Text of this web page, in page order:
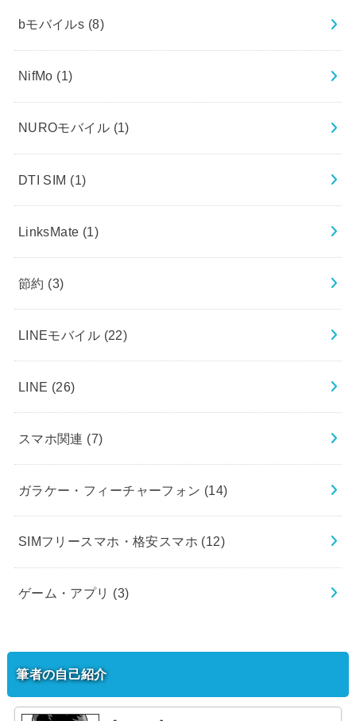
bモバイルs (8)
NifMo (1)
NUROモバイル (1)
DTI SIM (1)
LinksMate (1)
節約 (3)
LINEモバイル (22)
LINE (26)
スマホ関連 (7)
ガラケー・フィーチャーフォン (14)
SIMフリースマホ・格安スマホ (12)
ゲーム・アプリ (3)
筆者の自己紹介